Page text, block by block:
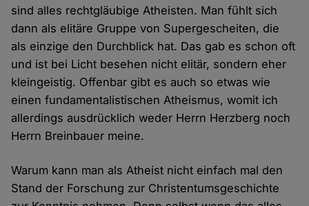
sind alles rechtgläubige Atheisten. Man fühlt sich
dann als elitäre Gruppe von Supergescheiten, die
als einzige den Durchblick hat. Das gab es schon oft
und ist bei Licht besehen nicht elitär, sondern eher
kleingeistig. Offenbar gibt es auch so etwas wie
einen fundamentalistischen Atheismus, womit ich
allerdings ausdrücklich weder Herrn Herzberg noch
Herrn Breinbauer meine.
Warum kann man als Atheist nicht einfach mal den
Stand der Forschung zur Christentumsgeschichte